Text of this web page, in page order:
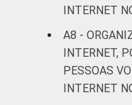
INTERNET
A8 -
INTERNET,
PESSOAS
INTERNET